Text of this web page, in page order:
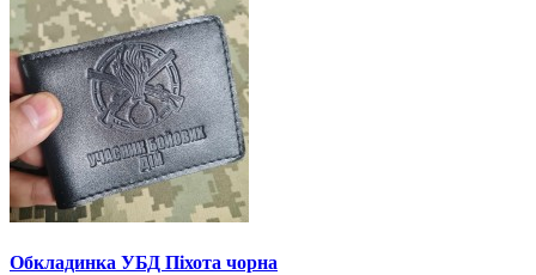
Обкладинка УБД Піхота чорна